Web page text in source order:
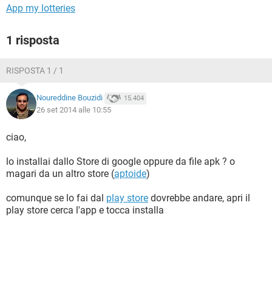
App my lotteries
1 risposta
RISPOSTA 1 / 1
Noureddine Bouzidi 15.404
26 set 2014 alle 10:55
ciao,
lo installai dallo Store di google oppure da file apk ? o
magari da un altro store (aptoide)
comunque se lo fai dal play store dovrebbe andare, apri il
play store cerca l'app e tocca installa